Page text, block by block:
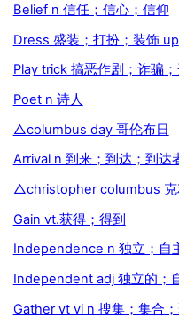
Belief n 信任；信心；信仰
Dress 盛装；打扮；装饰 up
Play trick 搞恶作剧；诈骗
Poet n 诗人
△columbus day 哥伦布日
Arrival n 到来；到达；到达
△christopher columbus 克
Gain vt.获得；得到
Independence n 独立；自
Independent adj 独立的；
Gather vt vi n 搜集；集合